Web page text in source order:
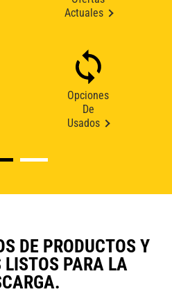
Actuales
Opciones
De
Usados
DE PRODUCTOS Y
PARA LA